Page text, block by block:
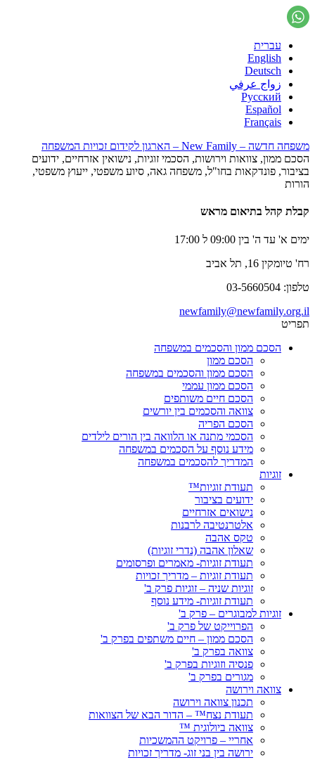
עברית
English
Deutsch
زواج عرفي
Русский
Español
Français
משפחה חדשה – New Family – הארגון לקידום זכויות המשפחה
הסכם ממון, צוואות וירושות, הסכמי זוגיות, נישואין אזרחיים, ידועים
בציבור, פונדקאות בחו"ל, משפחה גאה, סיוע משפטי, ייעוץ משפטי,
הורות
קבלת קהל בתיאום מראש
ימים א' עד ה' בין 09:00 ל 17:00
רח' טיומקין 16, תל אביב
טלפון: 03-5660504
newfamily@newfamily.org.il
תפריט
הסכם ממון והסכמים במשפחה
הסכם ממון
הסכם ממון והסכמים במשפחה
הסכם ממון עממי
הסכם חיים משותפים
צוואה והסכמים בין יורשים
הסכם הפריה
הסכמי מתנה או הלוואה בין הורים לילדים
מידע נוסף על הסכמים במשפחה
המדריך להסכמים במשפחה
זוגיות
תעודת זוגיות™
ידועים בציבור
נישואים אזרחיים
אלטרנטיבה לרבנות
טקס אהבה
שאלון אהבה (נדרי זוגיות)
תעודת זוגיות- מאמרים ופרסומים
תעודת זוגיות – מדריך זכויות
זוגיות שניה – זוגיות פרק ב'
תעודת זוגיות- מידע נוסף
זוגיות למבוגרים – פרק ב'
הפרוייקט של פרק ב'
הסכם ממון – חיים משתפים בפרק ב'
צוואה בפרק ב'
פנסיה וזוגיות בפרק ב'
מגורים בפרק ב'
צוואה וירושה
תכנון צוואה וירושה
תעודת נצח™ – הדור הבא של הצוואות
צוואה ביולוגית ™
אחריי – פרויקט ההמשכיות
ירושה בין בני זוג- מדריך זכויות